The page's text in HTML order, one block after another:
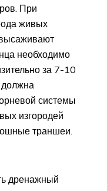
При
живых
необходимо
за 7-10
должна
системы
изгородей
траншеи.
дренажный